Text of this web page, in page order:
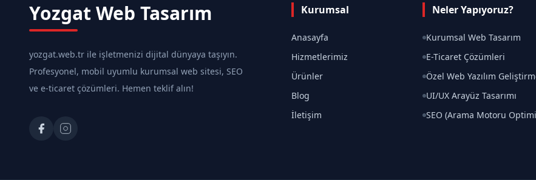
Yozgat Web Tasarım
yozgat.web.tr ile işletmenizi dijital dünyaya taşıyın.
Profesyonel, mobil uyumlu kurumsal web sitesi, SEO
ve e-ticaret çözümleri. Hemen teklif alın!
Kurumsal
Anasayfa
Hizmetlerimiz
Ürünler
Blog
İletişim
Neler Yapıyoruz?
Kurumsal Web Tasarım
E-Ticaret Çözümleri
Özel Web Yazılım
UI/UX Arayüz Tasarımı
SEO (Arama Motoru